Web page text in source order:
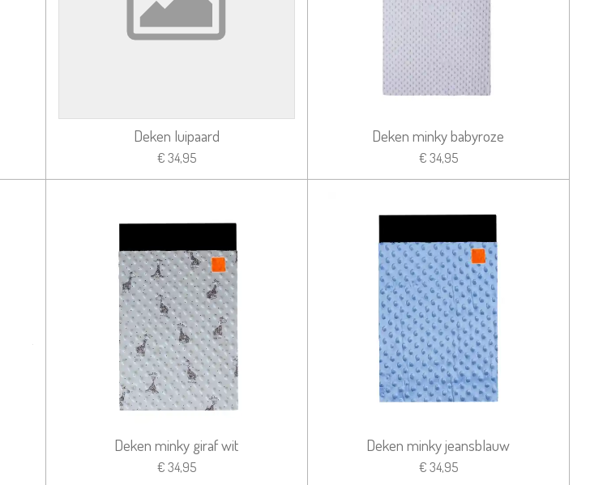
Deken luipaard
€ 34,95
Deken minky babyroze
€ 34,95
Deken minky giraf wit
€ 34,95
Deken minky jeansblauw
€ 34,95